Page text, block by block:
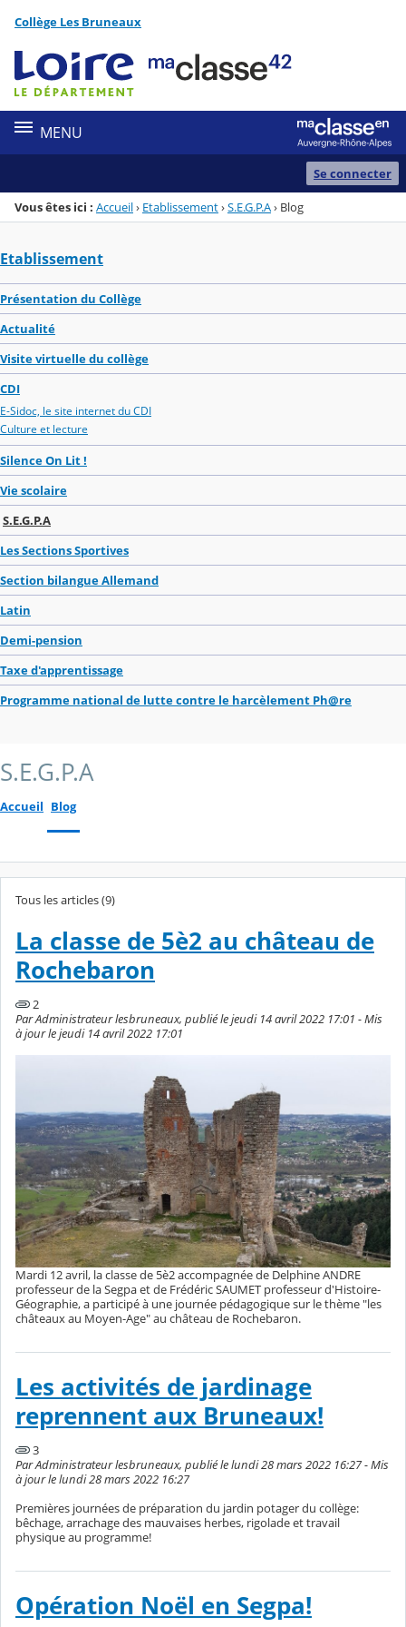
Menu de la rubrique
Contenu
Collège Les Bruneaux
MENU
Se connecter
Vous êtes ici : Accueil› Etablissement›S.E.G.P.A› Blog
Etablissement
Présentation du Collège
Actualité
Visite virtuelle du collège
CDI
E-Sidoc, le site internet du CDI
Culture et lecture
Silence On Lit !
Vie scolaire
S.E.G.P.A
Les Sections Sportives
Section bilangue Allemand
Latin
Demi-pension
Taxe d'apprentissage
Programme national de lutte contre le harcèlement Ph@re
S.E.G.P.A
Accueil Blog
Tous les articles (9)
La classe de 5è2 au château de
Rochebaron
2
Par Administrateur lesbruneaux, publié le jeudi 14 avril 2022 17:01 - Mis
à jour le jeudi 14 avril 2022 17:01
Mardi 12 avril, la classe de 5è2 accompagnée de Delphine ANDRE
professeur de la Segpa et de Frédéric SAUMET professeur d'Histoire-
Géographie, a participé à une journée pédagogique sur le thème "les
châteaux au Moyen-Age" au château de Rochebaron.
Les activités de jardinage
reprennent aux Bruneaux!
3
Par Administrateur lesbruneaux, publié le lundi 28 mars 2022 16:27 - Mis
à jour le lundi 28 mars 2022 16:27
Premières journées de préparation du jardin potager du collège:
bêchage, arrachage des mauvaises herbes, rigolade et travail
physique au programme!
Opération Noël en Segpa!